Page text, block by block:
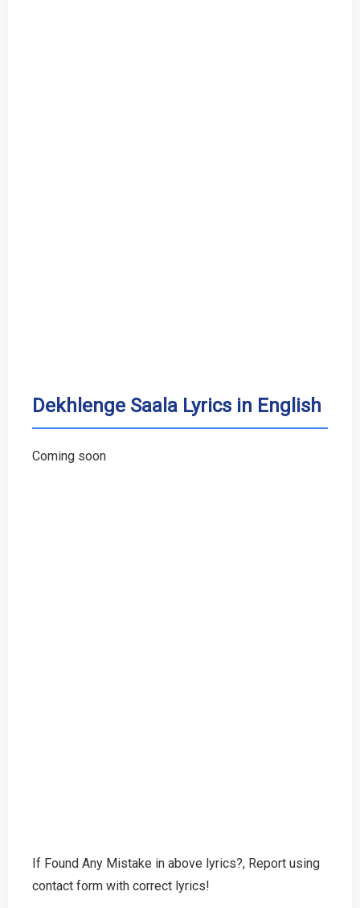
Dekhlenge Saala Lyrics in English
Coming soon
If Found Any Mistake in above lyrics?, Report using
contact form with correct lyrics!